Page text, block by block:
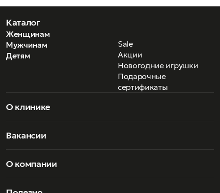
Каталог
Женщинам
Мужчинам
Детям
Sale
Акции
Новогодние игрушки
Подарочные
сертификаты
О клинике
Вакансии
О компании